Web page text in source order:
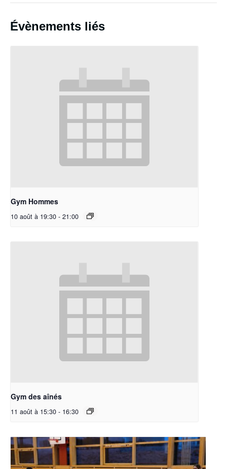
Évènements liés
Gym Hommes
10 août à 19:30 - 21:00
Gym des aînés
11 août à 15:30 - 16:30